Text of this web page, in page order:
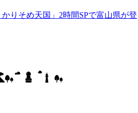
りそめ天国」2時間SPで富山県が登